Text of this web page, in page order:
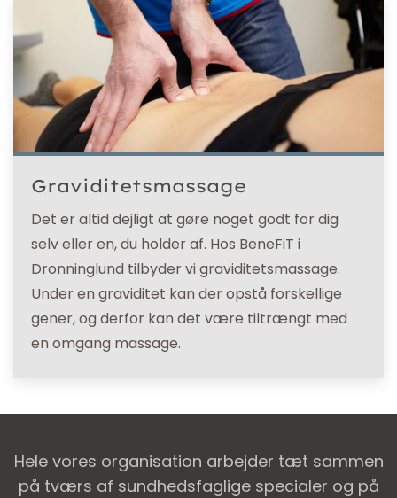
Graviditetsmassage
Det er altid dejligt at gøre noget godt for dig
selv eller en, du holder af. Hos BeneFiT i
Dronninglund tilbyder vi graviditetsmassage.
Under en graviditet kan der opstå forskellige
gener, og derfor kan det være tiltrængt med
en omgang massage.
Hele vores organisation arbejder tæt sammen
på tværs af sundhedsfaglige specialer og på